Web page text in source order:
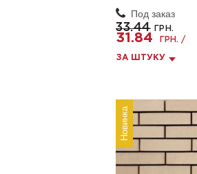
Под заказ
33.44 ГРН.
31.84 ГРН. /
ЗА ШТУКУ
Новинка